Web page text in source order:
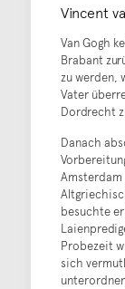
Vincent
Van Gogh
Brabant
zu werden,
Vater
Dordrecht
Danach
Amsterdam
besuchte
Probezeit
sich